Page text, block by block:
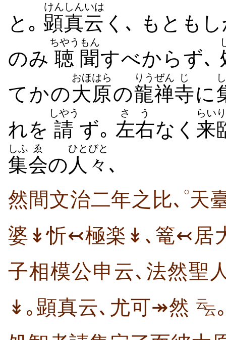
と｡ 顕真
けんしん
云
いは
く､ もとも
のみ 聴
ちやう
聞
もん
すべからず､
てかの大原
おほはら
の龍禅
りうぜん
寺
じ
に
れを 請
しやう
ず｡ 左右
さう
なく 来
らい
集
しふ
会
ゑ
の 人々
ひとびと
､
然間文治二年之比､ ○天
婆↡忻↢極楽↡､篭↢居
子相模公申云､法然
↡｡顕真云､尤可↠然 云云